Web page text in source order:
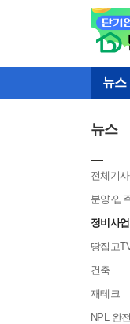
뉴스
뉴스
전체기사
분양·입
정비사업
땅집고
건축
재테크
NPL 완